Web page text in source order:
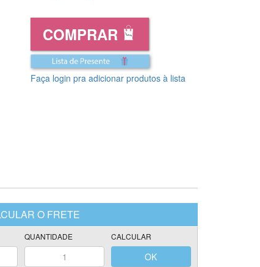
COMPRAR
Faça login pra adicionar produtos à lista